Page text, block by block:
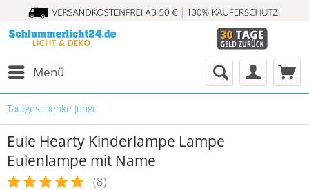
Menü
Taufgeschenke Junge
Eule Hearty Kinderlampe Lampe
Eulenlampe mit Name
(8)